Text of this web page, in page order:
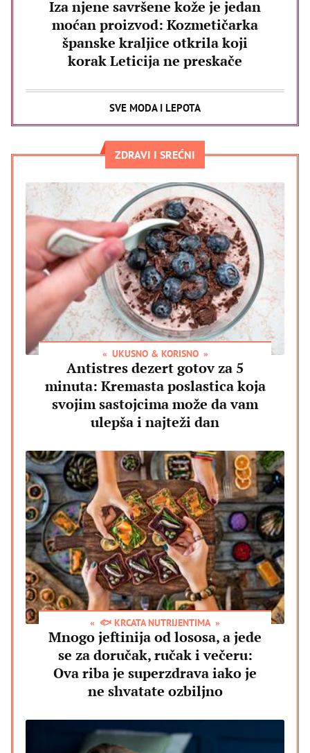
Iza njene savršene kože je jedan
moćan proizvod: Kozmetičarka
španske kraljice otkrila koji
korak Leticija ne preskače
SVE MODA I LEPOTA
ZDRAVI I SREĆNI
UKUSNO & KORISNO
Antistres dezert gotov za 5
minuta: Kremasta poslastica koja
svojim sastojcima može da vam
ulepša i najteži dan
🐟 KRCATA NUTRIJENTIMA
Mnogo jeftinija od lososa, a jede
se za doručak, ručak i večeru:
Ova riba je superzdrava iako je
ne shvatate ozbiljno